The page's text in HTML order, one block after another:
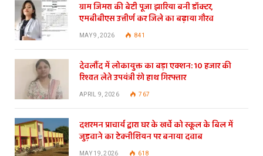
ग्राम जिमरा की बेटी पूजा झारिया बनी डॉक्टर,
एमबीबीएस उत्तीर्ण कर जिले का बढ़ाया गौरव
MAY 9, 2026 841
देवलौंद में लोकायुक्त का बड़ा एक्शन: 10 हजार की
रिश्वत लेते उपयंत्री रंगे हाथ गिरफ्तार
APRIL 9, 2026 767
दशरमन प्राचार्य द्वारा घर के खर्चे को स्कूल के बिल में
जुड़वाने का टेक्नीशियन पर बनाया दवाब
MAY 19, 2026 618